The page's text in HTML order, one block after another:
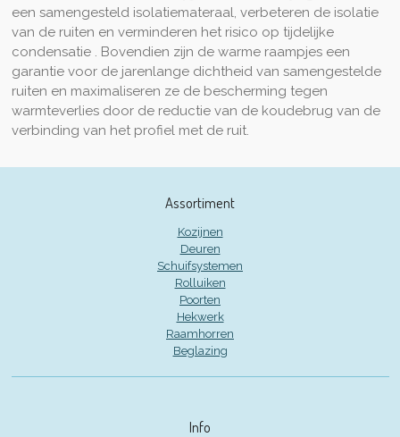
een samengesteld isolatiemateraal, verbeteren de isolatie
van de ruiten en verminderen het risico op tijdelijke
condensatie . Bovendien zijn de warme raampjes een
garantie voor de jarenlange dichtheid van samengestelde
ruiten en maximaliseren ze de bescherming tegen
warmteverlies door de reductie van de koudebrug van de
verbinding van het profiel met de ruit.
Assortiment
Kozijnen
Deuren
Schuifsystemen
Rolluiken
Poorten
Hekwerk
Raamhorren
Beglazing
Info